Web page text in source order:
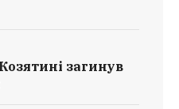
загинув